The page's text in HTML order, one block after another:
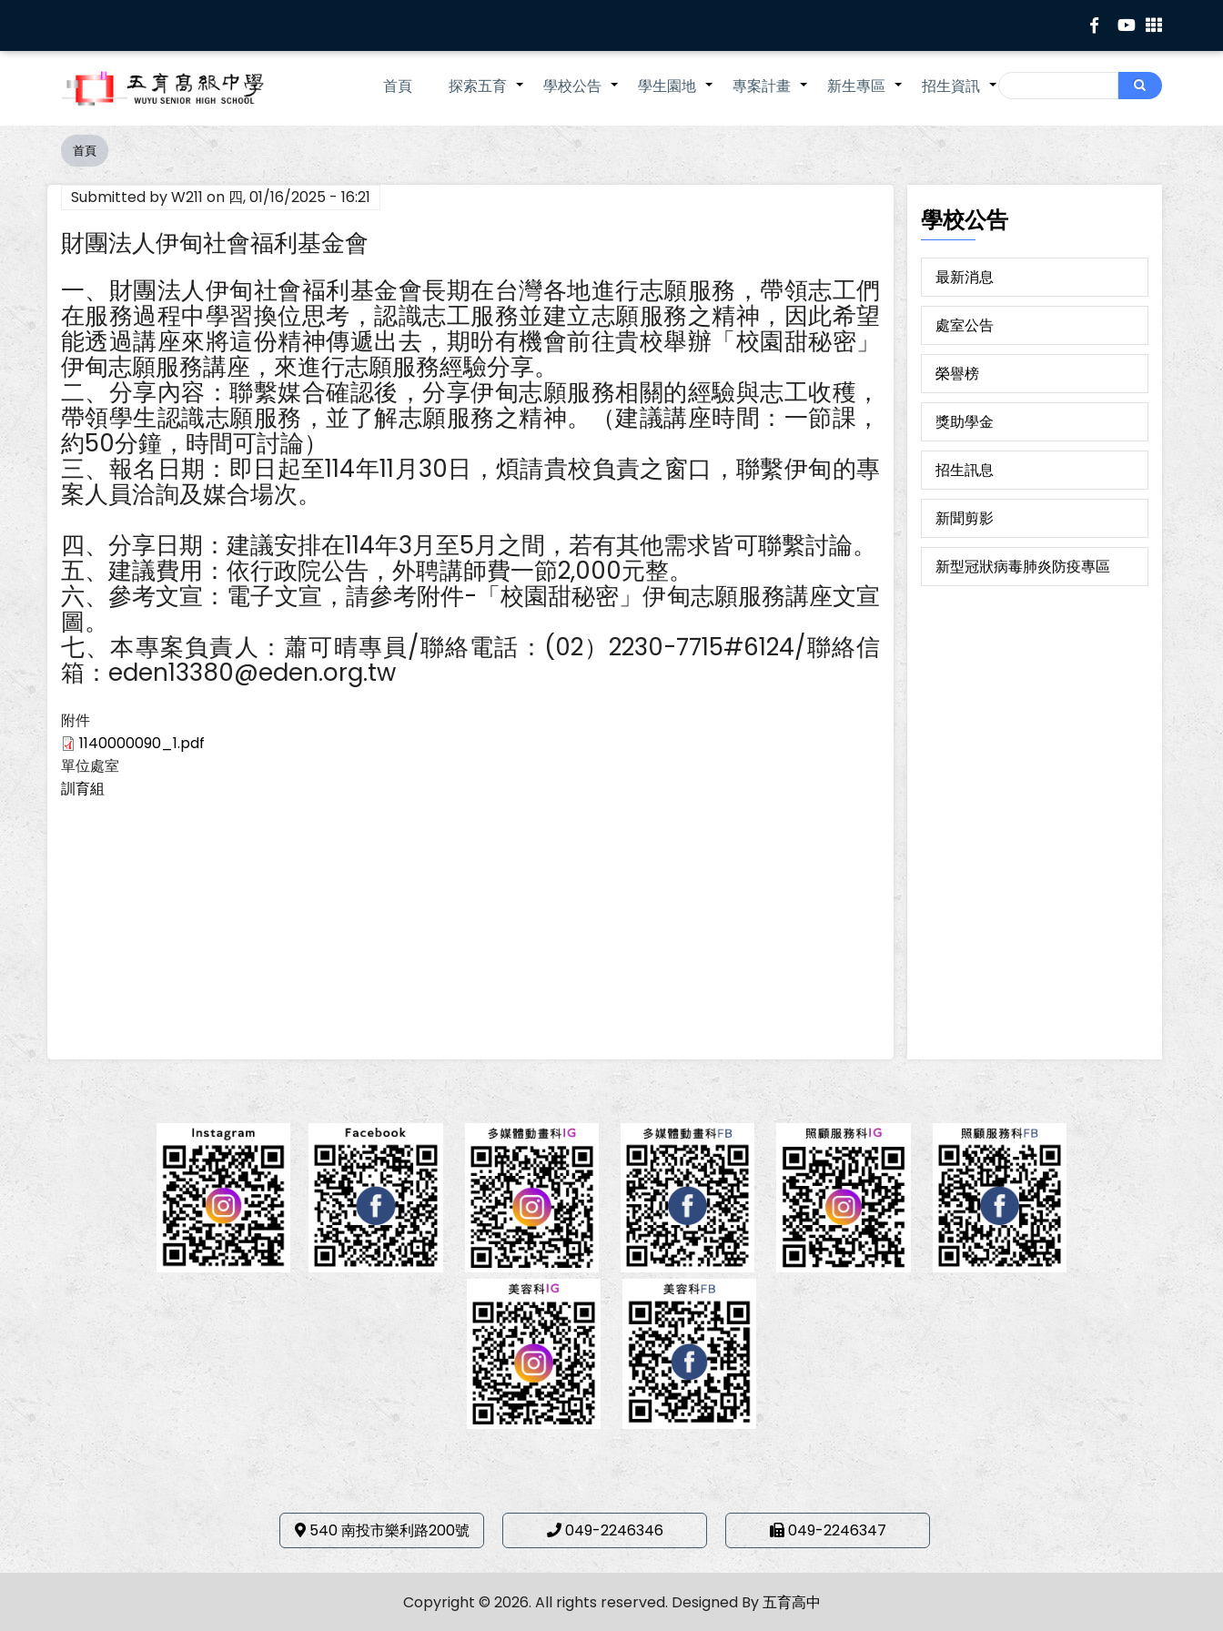
主
Search
Search
Main
navigation
首頁 +
探索五育 +
學校公告 +
學生園地 +
專案計畫 +
新生專區 +
招生資訊
導
航
連
首頁
Submitted byW211 on 四, 01/16/2025 - 16:21
財團法人伊甸社會福利基金會
一、財團法人伊甸社會褔利基金會長期在台灣各地進行志願服務，帶領志工們
在服務過程中學習換位思考，認識志工服務並建立志願服務之精神，因此希望
能透過講座來將這份精神傳遞出去，期昐有機會前往貴校舉辦「校園甜秘密」
伊甸志願服務講座，來進行志願服務經驗分享。
二、分享內容：聯繫媒合確認後，分享伊甸志願服務相關的經驗與志工收穫，
帶領學生認識志願服務，並了解志願服務之精神。（建議講座時間：一節課，
約50分鐘，時間可討論）
三、報名日期：即日起至114年11月30日，煩請貴校負責之窗口，聯繫伊甸的專
案人員洽詢及媒合場次。
四、分享日期：建議安排在114年3月至5月之間，若有其他需求皆可聯繫討論。
五、建議費用：依行政院公告，外聘講師費一節2,000元整。
六、參考文宣：電子文宣，請參考附件-「校園甜秘密」伊甸志願服務講座文宣
圖。
七、本專案負責人：蕭可晴專員/聯絡電話：(02）2230-7715#6124/聯絡信
箱：eden13380@eden.org.tw
附件
1140000090_1.pdf
單位處室
訓育組
學校公告
最新消息
處室公告
榮譽榜
獎助學金
招生訊息
新聞剪影
新型冠狀病毒肺炎防疫專區
540 南投市樂利路200號 049-2246346 049-2246347
Copyright © 2026. All rights reserved. Designed By五育高中